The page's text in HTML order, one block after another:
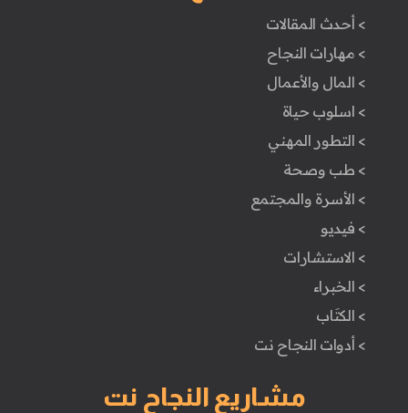
> أحدث المقالات
> مهارات النجاح
> المال والأعمال
> اسلوب حياة
> التطور المهني
> طب وصحة
> الأسرة والمجتمع
> فيديو
> الاستشارات
> الخبراء
> الكتَاب
> أدوات النجاح نت
مشاريع النجاح نت